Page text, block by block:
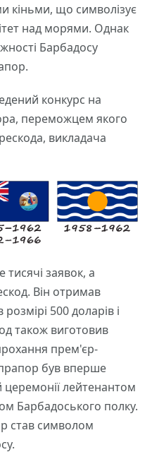
кіньми, що символізує
над морями. Однак
Барбадосу
конкурс на
переможцем якого
викладача
заявок, а
Він отримав
500 доларів і
також виготовив
прем'єр-
був вперше
церемонії лейтенантом
Барбадоського полку.
став символом